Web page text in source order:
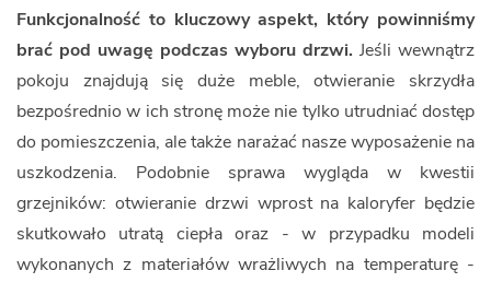
Funkcjonalność to kluczowy aspekt, który powinniśmy
brać pod uwagę podczas wyboru drzwi. Jeśli wewnątrz
pokoju znajdują się duże meble, otwieranie skrzydła
bezpośrednio w ich stronę może nie tylko utrudniać dostęp
do pomieszczenia, ale także narażać nasze wyposażenie na
uszkodzenia. Podobnie sprawa wygląda w kwestii
grzejników: otwieranie drzwi wprost na kaloryfer będzie
skutkowało utratą ciepła oraz - w przypadku modeli
wykonanych z materiałów wrażliwych na temperaturę -